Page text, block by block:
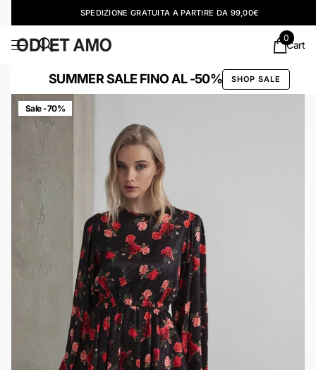
SPEDIZIONE GRATUITA A PARTIRE DA 99,00€
Cart
0
SUMMER SALE FINO AL -50% SHOP SALE
Sale -70%